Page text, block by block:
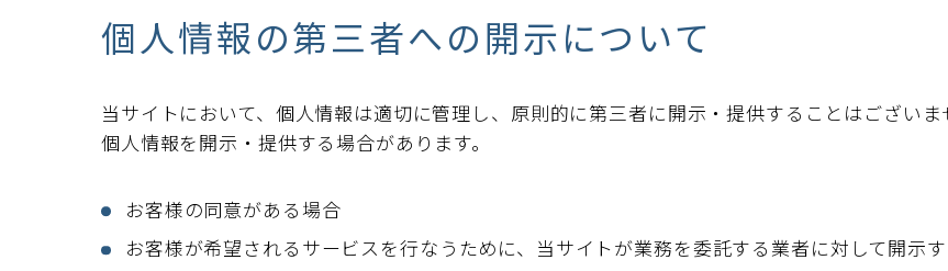
個人情報の第三者への開示について
当サイトにおいて、個人情報は適切に管理し、原則的に第三者に開示・提供することはござい
個人情報を開示・提供する場合があります。
お客様の同意がある場合
お客様が希望されるサービスを行なうために、当サイトが業務を委託する業者に対して開示